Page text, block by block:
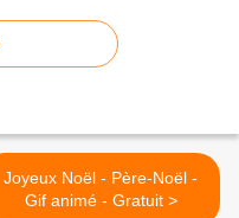
Joyeux Noël - Père-Noël -
Gif animé - Gratuit >